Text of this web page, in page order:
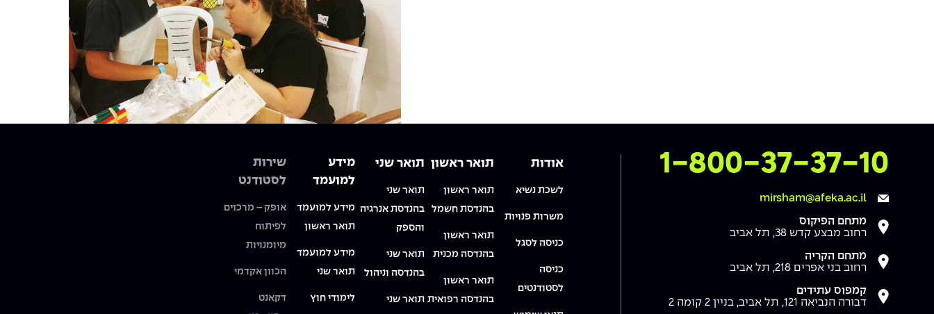
צרו איתנו קשר
1-800-37-37-10
mirsham@afeka.ac.il
מתחם הפיקוס
רחוב מבצע קדש 38, תל אביב
מתחם הקריה
רחוב בני אפרים 218, תל אביב
קמפוס עתידים
דבורה הנביאה 121, תל אביב, בניין 2 קומה 2
אודות
לשכת נשיא
משרות פנויות
כניסה לסגל
כניסה
לסטודנטים
תואר ראשון
תואר ראשון
בהנדסת חשמל
תואר ראשון
בהנדסה מכנית
תואר ראשון
בהנדסה רפואית
תואר שני
תואר שני
בהנדסת אנרגיה
והספק
תואר שני
בהנדסה וניהול
תואר שני
מידע
למועמד
מידע למועמד
תואר ראשון
מידע למועמד
תואר שני
לימודי חוץ
שירות
לסטודנט
אופק – מרכזים
לפיתוח
מיומנויות
הכוון אקדמי
דקאנט